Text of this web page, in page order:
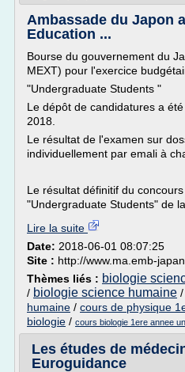
Ambassade du Japon
Education ...
Bourse du gouvernement du
MEXT) pour l'exercice
"Undergraduate Students "
Le dépôt de candidatures a
2018.
Le résultat de l'examen sur
individuellement par emali à
Le résultat définitif du
"Undergraduate Students" de
Lire la suite
Date: 2018-06-01 08:07:25
Site : http://www.ma.emb-
Thèmes liés : biologie
/ biologie science humaine /
humaine / cours de physique
biologie / cours biologie 1ere annee
Les études de
Euroguidance